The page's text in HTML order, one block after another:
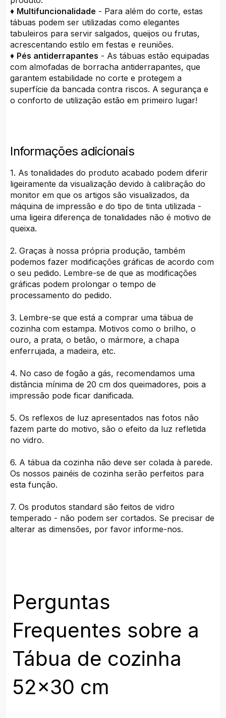
♦ Multifuncionalidade - Para além do corte, estas
tábuas podem ser utilizadas como elegantes
tabuleiros para servir salgados, queijos ou frutas,
acrescentando estilo em festas e reuniões.
♦ Pés antiderrapantes - As tábuas estão equipadas
com almofadas de borracha antiderrapantes, que
garantem estabilidade no corte e protegem a
superfície da bancada contra riscos. A segurança e
o conforto de utilização estão em primeiro lugar!
Informações adicionais
1. As tonalidades do produto acabado podem diferir
ligeiramente da visualização devido à calibração do
monitor em que os artigos são visualizados, da
máquina de impressão e do tipo de tinta utilizada -
uma ligeira diferença de tonalidades não é motivo de
queixa.
2. Graças à nossa própria produção, também
podemos fazer modificações gráficas de acordo com
o seu pedido. Lembre-se de que as modificações
gráficas podem prolongar o tempo de
processamento do pedido.
3. Lembre-se que está a comprar uma tábua de
cozinha com estampa. Motivos como o brilho, o
ouro, a prata, o betão, o mármore, a chapa
enferrujada, a madeira, etc.
4. No caso de fogão a gás, recomendamos uma
distância mínima de 20 cm dos queimadores, pois a
impressão pode ficar danificada.
5. Os reflexos de luz apresentados nas fotos não
fazem parte do motivo, são o efeito da luz refletida
no vidro.
6. A tábua da cozinha não deve ser colada à parede.
Os nossos painéis de cozinha serão perfeitos para
esta função.
7. Os produtos standard são feitos de vidro
temperado - não podem ser cortados. Se precisar de
alterar as dimensões, por favor informe-nos.
Perguntas
Frequentes sobre a
Tábua de cozinha
52x30 cm